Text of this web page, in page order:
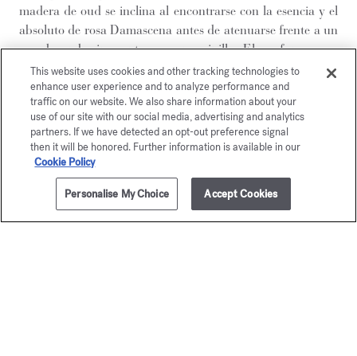
AÑADIR A LA CESTA 255,00 €
madera de oud se inclina al encontrarse con la esencia y el
absoluto de rosa Damascena antes de atenuarse frente a un
acorde ambarino untuoso con vainilla. El perfume para
cabello OUDsatin mood, enriquecida con aceite de ricino,
se presenta en el icónico frasco de cristal de la Maison. Una
experiencia olfativa excepcional para sentirse bien cada día.
Para disfrutar de un momento de bienestar y prolongar la
estela de su fragancia, complete su ritual perfumado con los
demás productos OUD
el gel espumoso para las manos y el cuerpo,
la loción corporal,el aceite corporal
la crema de manosyel jabón sólido.
This website uses cookies and other tracking technologies to
enhance user experience and to analyze performance and
traffic on our website. We also share information about your
use of our site with our social media, advertising and analytics
partners. If we have detected an opt-out preference signal
then it will be honored. Further information is available in our
Cookie Policy
Personalise My Choice Accept Cookies